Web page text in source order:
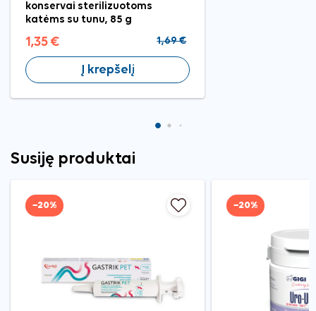
konservai sterilizuotoms
katėms su tunu, 85 g
1,35 € 1,69 €
Į krepšelį
Susiję produktai
−20% −20%